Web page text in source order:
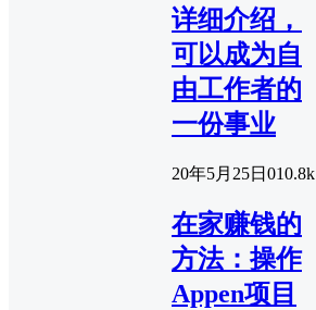
详细介绍，
可以成为自
由工作者的
一份事业
20年5月25日 010.8k
在家赚钱的
方法：操作
Appen项目